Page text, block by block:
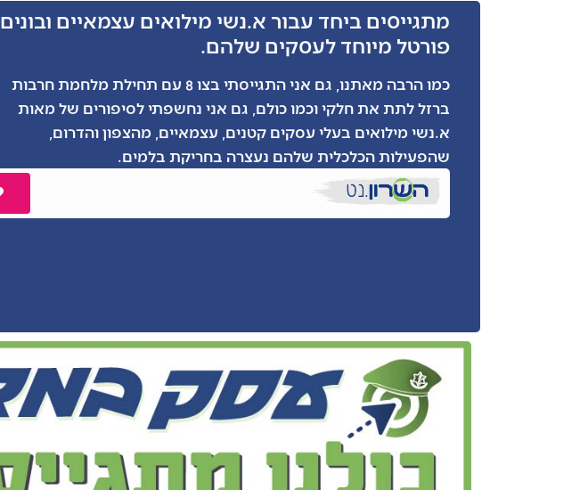
מתגייסים ביחד עבור א.נשי מילואים עצמאיים ובונים
פורטל מיוחד לעסקים שלהם.
כמו הרבה מאתנו, גם אני התגייסתי בצו 8 עם תחילת מלחמת חרבות
ברזל לתת את חלקי וכמו כולם, גם אני נחשפתי לסיפורים של מאות
א.נשי מילואים בעלי עסקים קטנים, עצמאיים, מהצפון והדרום,
שהפעילות הכלכלית שלהם נעצרה בחריקת בלמים.